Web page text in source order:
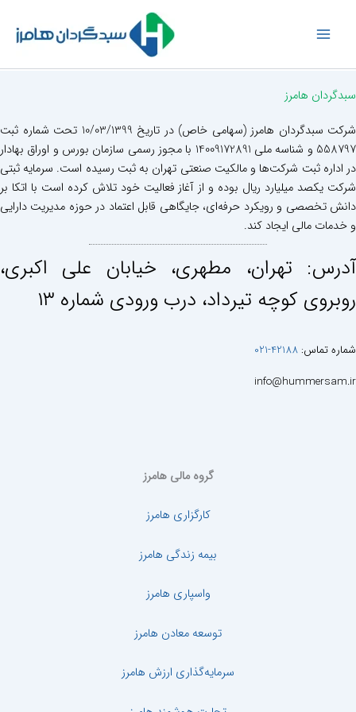
سبدگردان هامرز
شرکت سبدگردان هامرز (سهامی خاص) در تاریخ 10/03/1399 تحت شماره ثبت
558797 و شناسه ملی 14009172891 با مجوز رسمی سازمان بورس و اوراق بهادار
در اداره ثبت شرکت‌ها و مالکیت صنعتی تهران به ثبت رسیده است. سرمایه ثبتی
شرکت یکصد میلیارد ریال بوده و از آغاز فعالیت خود تلاش کرده است با اتکا بر
دانش تخصصی و رویکرد حرفه‌ای، جایگاهی قابل اعتماد در حوزه مدیریت دارایی
و خدمات مالی ایجاد کند.
آدرس: تهران، مطهری، خيابان علی اكبری،
روبروی كوچه تيرداد، درب ورودی شماره ١٣
شماره تماس: 42188-021
info@hummersam.ir
گروه مالی هامرز
کارگزاری هامرز
بیمه زندگی هامرز
واسپاری هامرز
توسعه معادن هامرز
سرمایه‌گذاری ارزش هامرز